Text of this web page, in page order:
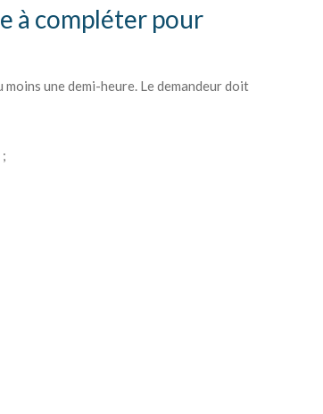
à compléter pour
une demi-heure. Le demandeur doit